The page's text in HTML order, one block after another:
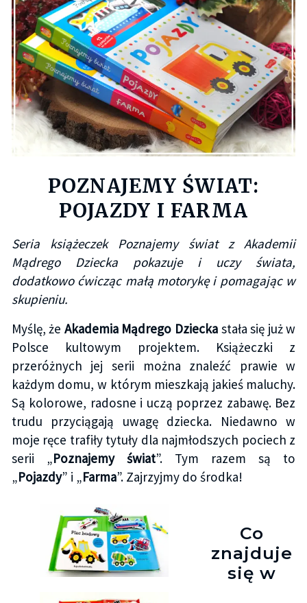
POZNAJEMY ŚWIAT:
POJAZDY I FARMA
Seria książeczek Poznajemy świat z Akademii
Mądrego Dziecka pokazuje i uczy świata,
dodatkowo ćwicząc małą motorykę i pomagając w
skupieniu.
Myślę, że Akademia Mądrego Dziecka stała się już w
Polsce kultowym projektem. Książeczki z
przeróżnych jej serii można znaleźć prawie w
każdym domu, w którym mieszkają jakieś maluchy.
Są kolorowe, radosne i uczą poprzez zabawę. Bez
trudu przyciągają uwagę dziecka. Niedawno w
moje ręce trafiły tytuły dla najmłodszych pociech z
serii „Poznajemy świat”. Tym razem są to
„Pojazdy” i „Farma”. Zajrzyjmy do środka!
Co
znajduje
się w